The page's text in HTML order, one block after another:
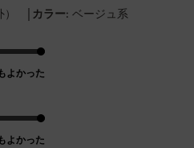
| カラー: ベージュ系
よかった
よかった